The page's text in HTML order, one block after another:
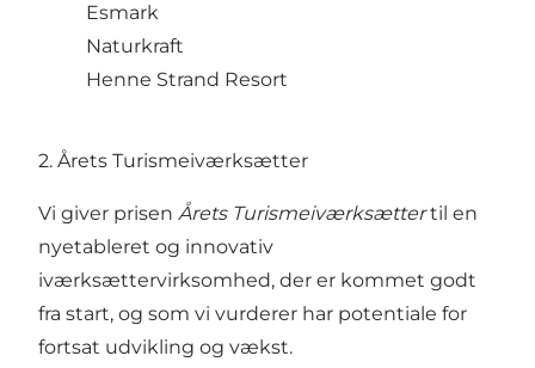
Esmark
Naturkraft
Henne Strand Resort
2. Årets Turismeiværksætter
Vi giver prisen Årets Turismeiværksættertil en
nyetableret og innovativ
iværksættervirksomhed, der er kommet godt
fra start, og som vi vurderer har potentiale for
fortsat udvikling og vækst.